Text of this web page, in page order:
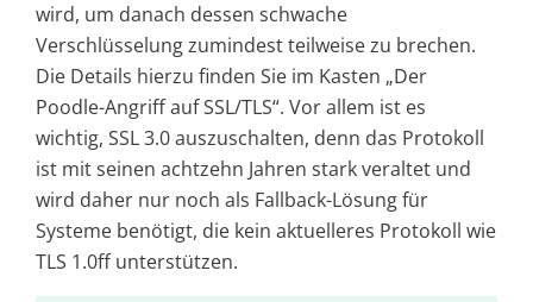
wird, um danach dessen schwache
Verschlüsselung zumindest teilweise zu brechen.
Die Details hierzu finden Sie im Kasten „Der
Poodle-Angriff auf SSL/TLS“. Vor allem ist es
wichtig, SSL 3.0 auszuschalten, denn das Protokoll
ist mit seinen achtzehn Jahren stark veraltet und
wird daher nur noch als Fallback-Lösung für
Systeme benötigt, die kein aktuelleres Protokoll wie
TLS 1.0ff unterstützen.